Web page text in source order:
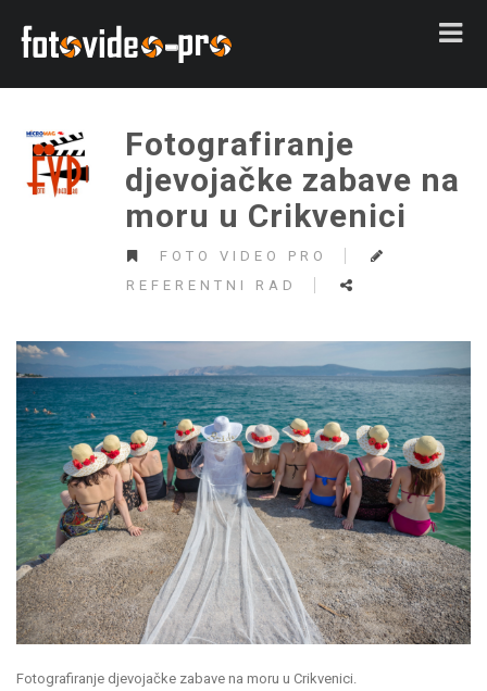
Fotografiranje
djevojačke zabave na
moru u Crikvenici
FOTO VIDEO PRO
REFERENTNI RAD
Fotografiranje djevojačke zabave na moru u Crikvenici.